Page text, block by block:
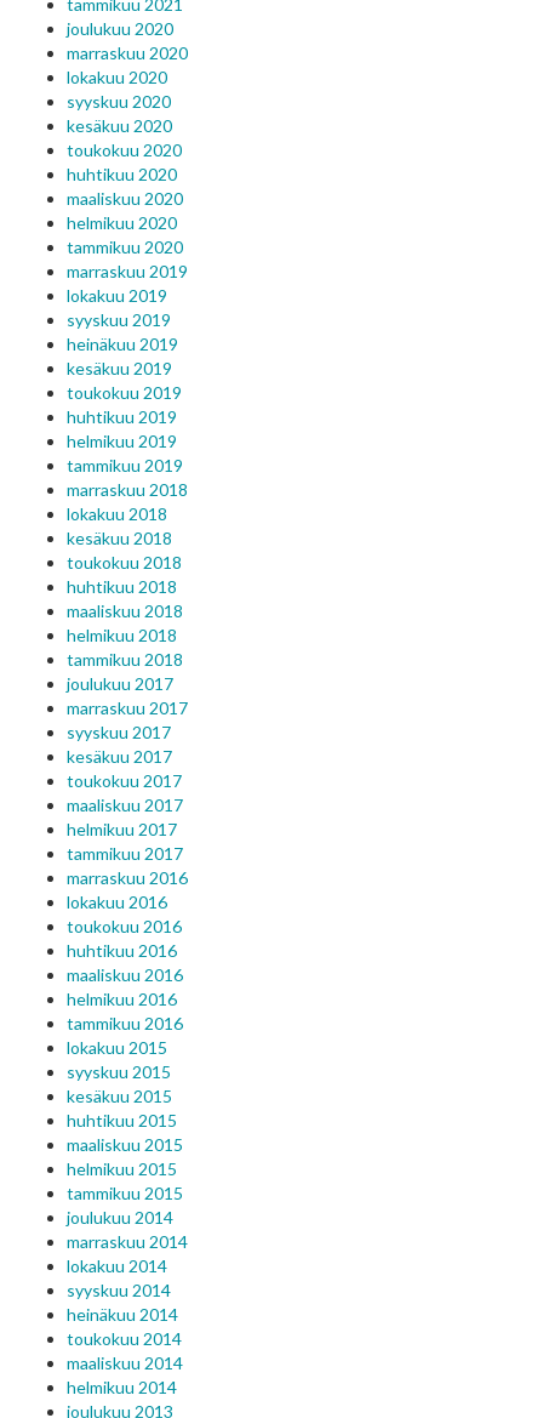
tammikuu 2021
joulukuu 2020
marraskuu 2020
lokakuu 2020
syyskuu 2020
kesäkuu 2020
toukokuu 2020
huhtikuu 2020
maaliskuu 2020
helmikuu 2020
tammikuu 2020
marraskuu 2019
lokakuu 2019
syyskuu 2019
heinäkuu 2019
kesäkuu 2019
toukokuu 2019
huhtikuu 2019
helmikuu 2019
tammikuu 2019
marraskuu 2018
lokakuu 2018
kesäkuu 2018
toukokuu 2018
huhtikuu 2018
maaliskuu 2018
helmikuu 2018
tammikuu 2018
joulukuu 2017
marraskuu 2017
syyskuu 2017
kesäkuu 2017
toukokuu 2017
maaliskuu 2017
helmikuu 2017
tammikuu 2017
marraskuu 2016
lokakuu 2016
toukokuu 2016
huhtikuu 2016
maaliskuu 2016
helmikuu 2016
tammikuu 2016
lokakuu 2015
syyskuu 2015
kesäkuu 2015
huhtikuu 2015
maaliskuu 2015
helmikuu 2015
tammikuu 2015
joulukuu 2014
marraskuu 2014
lokakuu 2014
syyskuu 2014
heinäkuu 2014
toukokuu 2014
maaliskuu 2014
helmikuu 2014
joulukuu 2013